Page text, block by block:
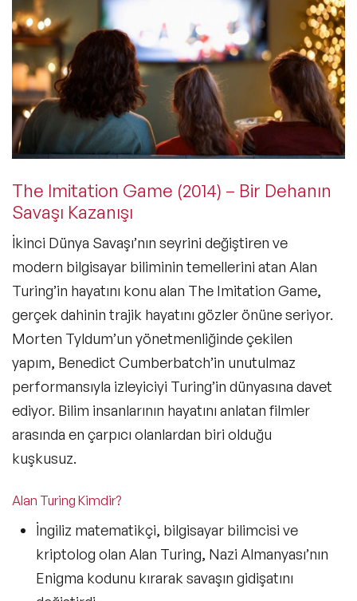
The Imitation Game (2014) – Bir Dehanın
Savaşı Kazanışı
İkinci Dünya Savaşı’nın seyrini değiştiren ve
modern bilgisayar biliminin temellerini atan Alan
Turing’in hayatını konu alan The Imitation Game,
gerçek dahinin trajik hayatını gözler önüne seriyor.
Morten Tyldum’un yönetmenliğinde çekilen
yapım, Benedict Cumberbatch’in unutulmaz
performansıyla izleyiciyi Turing’in dünyasına davet
ediyor. Bilim insanlarının hayatını anlatan filmler
arasında en çarpıcı olanlardan biri olduğu
kuşkusuz.
Alan Turing Kimdir?
İngiliz matematikçi, bilgisayar bilimcisi ve
kriptolog olan Alan Turing, Nazi Almanyası’nın
Enigma kodunu kırarak savaşın gidişatını